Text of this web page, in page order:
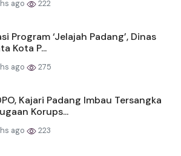
ago 222
Program ‘Jelajah Padang’, Dinas
Kota P...
ago 275
Kajari Padang Imbau Tersangka
Korups...
ago 223